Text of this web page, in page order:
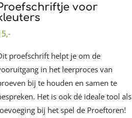
voor
proefschrift helpt je om de
in het leerproces van
bij te houden en samen te
Het is ook dé ideale tool als
bij het spel de Proeftoren!